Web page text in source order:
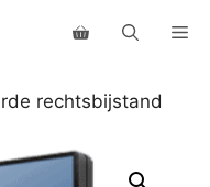
rechtsbijstand